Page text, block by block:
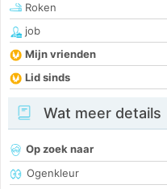
Roken
job
Mijn vrienden
Lid sinds
Wat meer details
Op zoek naar
Ogenkleur